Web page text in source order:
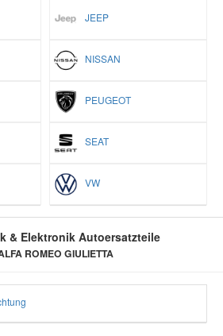
JEEP
NISSAN
PEUGEOT
SEAT
VW
& Elektronik Autoersatzteile
ROMEO GIULIETTA